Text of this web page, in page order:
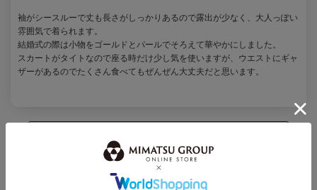
袖がシースルーで丈も長さがしっかりあるので露出が少なく、大人っぽい
雰囲気で着られます。
結婚式の際は小物をゴールドとパールでそろえて華やかにしました。
スカートがタイトなので座る時だけ少し気を使いますが、ウエストにギャ
ザーがあるのでたくさん食べてもぜんぜん大丈夫だと思います。
この商品に対するあなたのレビューを投稿することができます。
ログイン が必要です。